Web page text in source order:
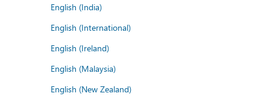
English (India)
English (International)
English (Ireland)
English (Malaysia)
English (New Zealand)